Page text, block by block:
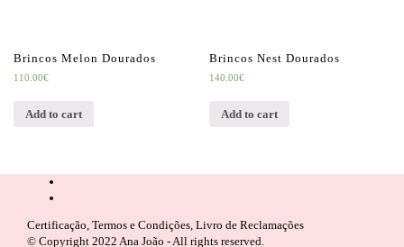
Brincos Melon Dourados
110.00€
Add to cart
Brincos Nest Dourados
140.00€
Add to cart
Certificação, Termos e Condições, Livro de Reclamações
© Copyright 2022 Ana João - All rights reserved.